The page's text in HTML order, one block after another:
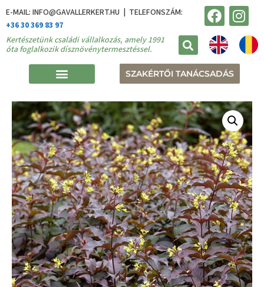
E-MAIL: INFO@GAVALLERKERT.HU | TELEFONSZÁM:
+36 30 369 83 97
Kertészetünk családi vállalkozás, amely 1991
óta foglalkozik dísznövénytermesztéssel.
SZAKÉRTŐI TANÁCSADÁS